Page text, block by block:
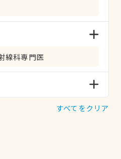
線科専門医
すべてをクリア